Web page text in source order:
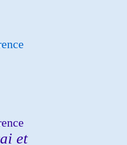
et